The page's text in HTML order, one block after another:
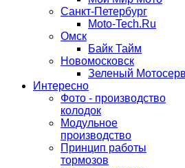
Санкт-Петербург
Moto-Tech.Ru
Омск
Байк Тайм
Новомосковск
Зеленый
Интересно
Фото - производство
колодок
Модульное
производство
Принцип работы
тормозов